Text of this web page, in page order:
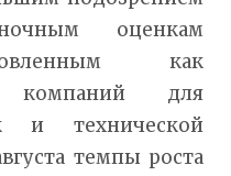
оценкам
как
компаний для
и технической
темпы роста